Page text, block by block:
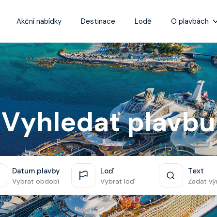
Akční nabídky Destinace Lodě O plavbách
Zážitky z plaveb
Užitečné
Často kladené
Tipy na nejlepší
Vyhledat plavbu
Datum plavby
Vybrat období
Loď
Vybrat loď
Text
Zadat